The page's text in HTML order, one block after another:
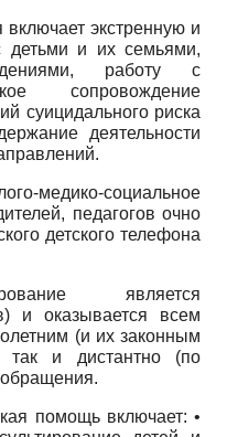
включает экстренную и
детьми и их семьями,
работу с
сопровождение
суицидального риска
деятельности
медико-социальное
педагогов очно
детского телефона
является
и оказывается всем
(и их законным
так и дистантно (по
помощь включает: •